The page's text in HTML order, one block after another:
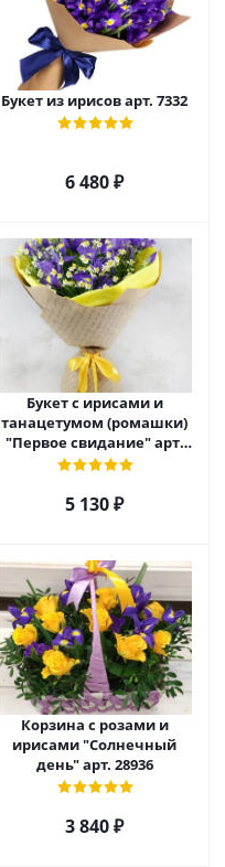
Букет из ирисов арт. 7332
6 480₽
Букет с ирисами и
танацетумом (ромашки)
"Первое свидание" арт.
36295
5 130₽
Корзина с розами и
ирисами "Солнечный
день" арт. 28936
3 840₽